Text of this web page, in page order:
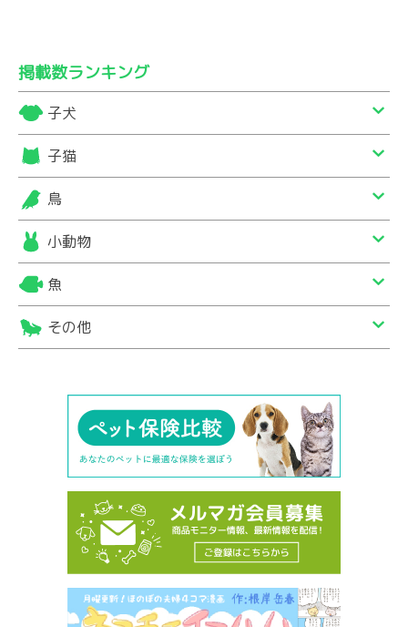
掲載数ランキング
子犬
子猫
鳥
小動物
魚
その他